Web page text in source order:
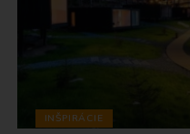
INŠPIRÁCIE